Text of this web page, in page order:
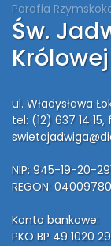
Parafia
Św.
Królowej
ul. Władysława
tel: (12) 637 14 15,
NIP: 945-19-20-
REGON:
Konto bankowe:
PKO BP 49 1020